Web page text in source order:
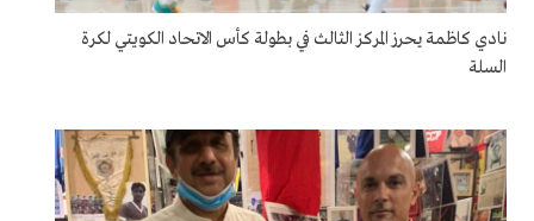
نادي كاظمة يحرز المركز الثالث في بطولة كأس الاتحاد الكويتي لكرة
السلة